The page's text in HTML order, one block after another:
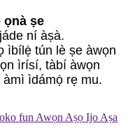
ọnà ṣe
ní àṣà.
ìbílẹ̀ tún lè ṣe àwọn
ìrísí, tàbí àwọn
ìdámọ̀ rẹ mu.